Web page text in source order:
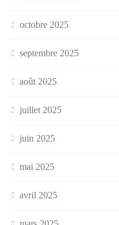
octobre 2025
septembre 2025
août 2025
juillet 2025
juin 2025
mai 2025
avril 2025